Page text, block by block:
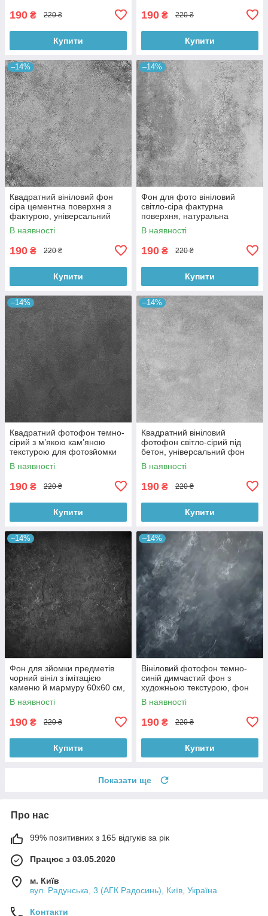
190 ₴ 220 ₴
Купити
190 ₴ 220 ₴
Купити
–14%
Квадратний вініловий фон
сіра цементна поверхня з
фактурою, універсальний
фотофон для зйомки 60x60
см, №550659
В наявності
190 ₴ 220 ₴
Купити
–14%
Фон для фото вініловий
світло-сіра фактурна
поверхня, натуральна
бетонна текстура, 60x60 см,
№550413
В наявності
190 ₴ 220 ₴
Купити
–14%
Квадратний фотофон темно-
сірий з м’якою кам’яною
текстурою для фотозйомки
товарів 60x60 см, №550076
В наявності
190 ₴ 220 ₴
Купити
–14%
Квадратний вініловий
фотофон світло-сірий під
бетон, універсальний фон
для зйомки, 60x60 см,
№550478
В наявності
190 ₴ 220 ₴
Купити
–14%
Фон для зйомки предметів
чорний вініл з імітацією
каменю й мармуру 60x60 см,
№550006
В наявності
190 ₴ 220 ₴
Купити
–14%
Вініловий фотофон темно-
синій димчастий фон з
художньою текстурою, фон
для фото 60x60 см,
№551759
В наявності
190 ₴ 220 ₴
Купити
Показати ще
Про нас
99% позитивних з 165 відгуків за рік
Працює з 03.05.2020
м. Київ
вул. Радунська, 3 (АГК Радосинь), Київ, Україна
Контакти